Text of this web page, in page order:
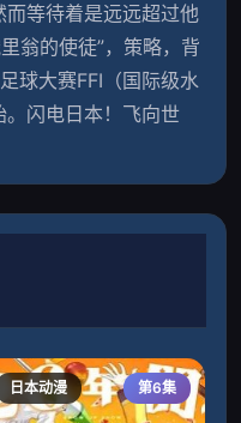
等待着是远远超过他
翁的使徒”，策略，背
球大赛FFI（国际级水
闪电日本！飞向世
日本动漫 第6集